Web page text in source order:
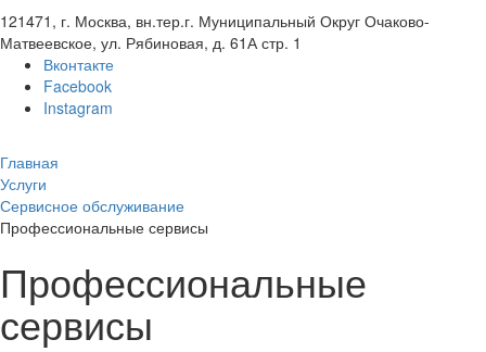
121471, г. Москва, вн.тер.г. Муниципальный Округ Очаково-
Матвеевское, ул. Рябиновая, д. 61А стр. 1
Вконтакте
Facebook
Instagram
Главная
Услуги
Сервисное обслуживание
Профессиональные сервисы
Профессиональные
сервисы